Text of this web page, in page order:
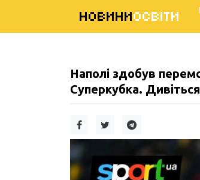
НОВИНИОСВІТИ
Наполі здобув
Суперкубка.